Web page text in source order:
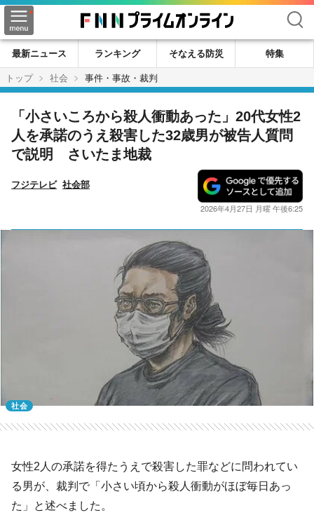
検索
最新ニュース ランキング そなえる防災
特集
トップ
社会 事件・事故・裁判
「小さいころから殺人衝動あった」20代女性2
人を承諾のうえ殺害した32歳男が被告人質問
で説明 さいたま地裁
フジテレビ 社会部
2026年4月27日 月曜 午後6:25
社会
女性2人の承諾を得たうえで殺害した罪などに問われてい
る男が、裁判で「小さい頃から殺人衝動がほぼ毎日あっ
た」と述べました。